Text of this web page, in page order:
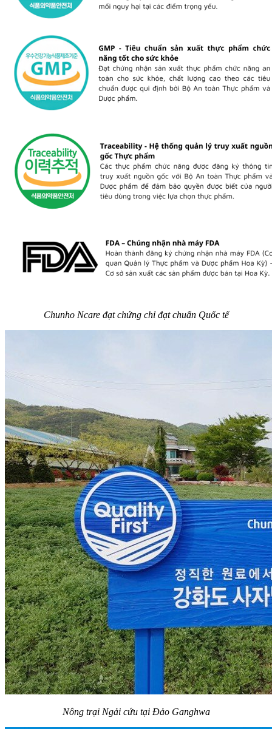
Chunho Ncare đạt chứng chỉ đạt chuẩn Quốc tế
Nông trại Ngải cứu tại Đảo Ganghwa